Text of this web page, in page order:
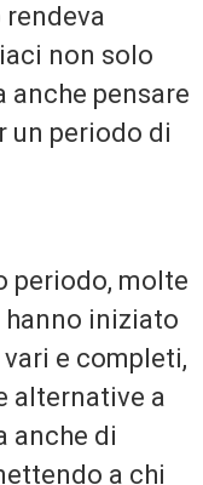
non solo
anche pensare
un periodo di
periodo, molte
iniziato
e completi,
alternative a
anche di
a chi